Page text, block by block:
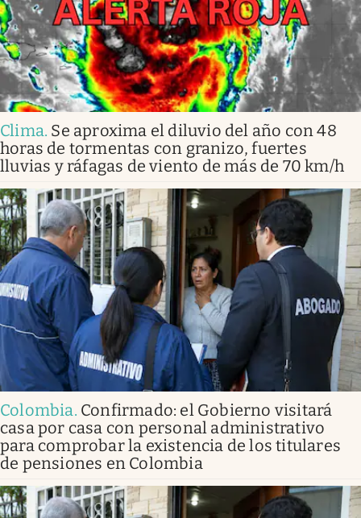
Clima. Se aproxima el diluvio del año con 48
horas de tormentas con granizo, fuertes
lluvias y ráfagas de viento de más de 70 km/h
Colombia. Confirmado: el Gobierno visitará
casa por casa con personal administrativo
para comprobar la existencia de los titulares
de pensiones en Colombia